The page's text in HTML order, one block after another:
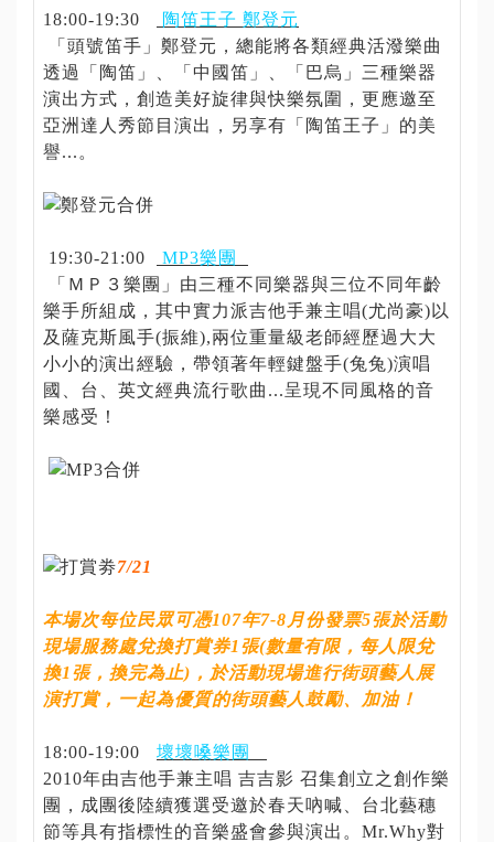
18:00-19:30
陶笛王子 鄭登元
「頭號笛手」鄭登元，總能將各類經典活潑樂曲
透過「陶笛」、「中國笛」、「巴烏」三種樂器
演出方式，創造美好旋律與快樂氛圍，更應邀至
亞洲達人秀節目演出，另享有「陶笛王子」的美
譽...。
19:30-21:00
MP3樂團
「ＭＰ３樂團」由三種不同樂器與三位不同年齡
樂手所組成，其中實力派吉他手兼主唱(尤尚豪)以
及薩克斯風手(振維),兩位重量級老師經歷過大大
小小的演出經驗，帶領著年輕鍵盤手(兔兔)演唱
國、台、英文經典流行歌曲...呈現不同風格的音
樂感受！
7/21
本場次每位民眾可憑107年7-8月份發票5張於活動
現場服務處兌換打賞券1張(數量有限，每人限兌
換1張，換完為止)，於活動現場進行街頭藝人展
演打賞，一起為優質的街頭藝人鼓勵、加油！
18:00-19:00 壞壞嗓樂團
2010年由吉他手兼主唱 吉吉影 召集創立之創作樂
團，成團後陸續獲選受邀於春天吶喊、台北藝穗
節等具有指標性的音樂盛會參與演出。Mr.Why對